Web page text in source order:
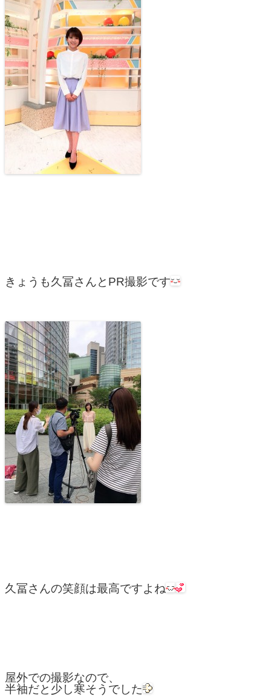
きょうも久冨さんとPR撮影です
久冨さんの笑顔は最高ですよね
屋外での撮影なので、
半袖だと少し寒そうでした